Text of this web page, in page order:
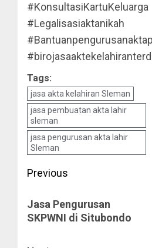
#KonsultasiKartuKeluarga
#Legalisasiaktanikah
Tags:
jasa akta kelahiran Sleman
jasa pembuatan akta lahir
sleman
jasa pengurusan akta lahir
Sleman
Post
navigation
Previous
post:
Jasa Pengurusan
SKPWNI di Situbondo